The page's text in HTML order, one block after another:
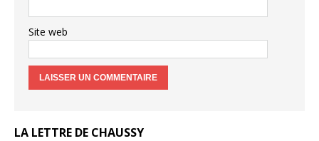
Site web
LA LETTRE DE CHAUSSY